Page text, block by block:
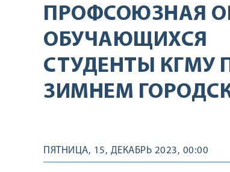
ПРОФСОЮЗНАЯ
ОБУЧАЮЩИХСЯ
СТУДЕНТЫ КГМУ
ЗИМНЕМ
ПЯТНИЦА, 15, ДЕКАБРЬ 2023, 00:00